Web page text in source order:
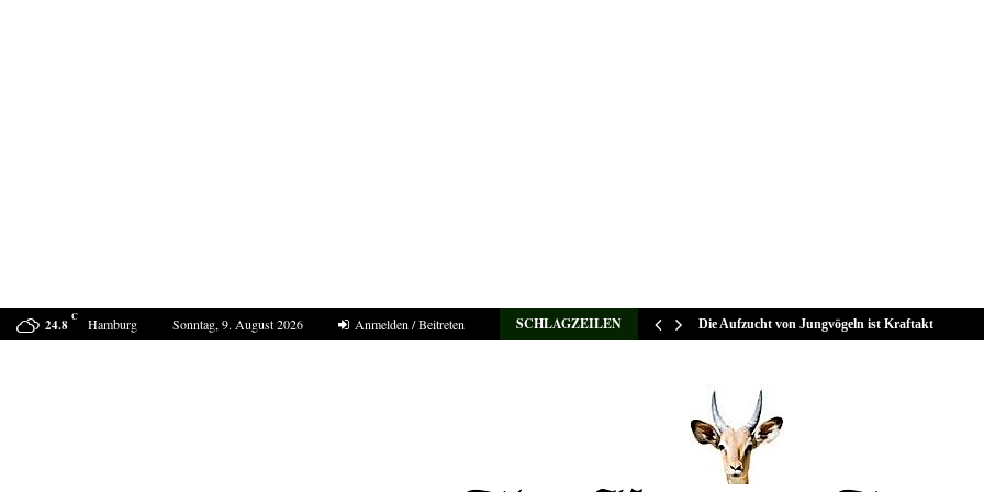
24.8 C Hamburg Sonntag, 9. August 2026 Anmelden / Beitreten SCHLAGZEILEN
Sucht Putin den Casus belli mit Deutschland? Die Aufzucht von Jungvögeln ist Kraftakt